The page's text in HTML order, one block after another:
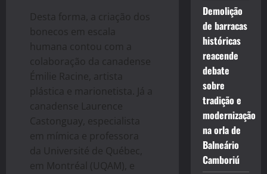
Desta forma, a criação dos
bonecos em escala
humana contou com a
colaboração da canadense
Émilie Racine, artista
plástica e marionetista. Já a
canadense Laurence
Castonguay, especialista
em mímica e professora
da Université de Québec,
em Montréal (UQAM), e
Demolição
de barracas
históricas
reacende
debate
sobre
tradição e
modernização
na orla de
Balneário
Camboriú